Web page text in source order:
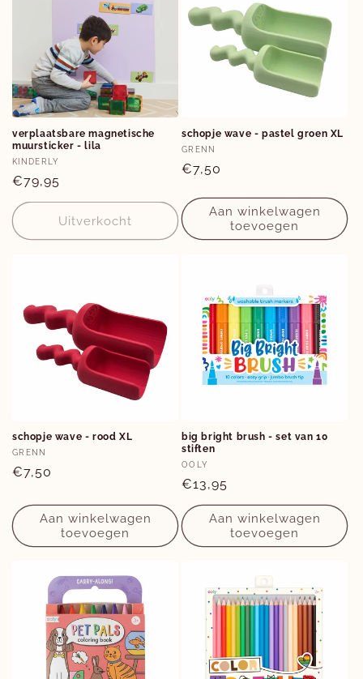
verplaatsbare magnetische
muursticker - lila
Verkoper:
KINDERLY
Normale
prijs
€79,95
Uitverkocht
schopje wave - pastel groen XL
Verkoper:
GRENN
Normale
€7,50
Aan winkelwagen
toevoegen
schopje wave - rood XL
Verkoper:
GRENN
Normale
€7,50
Aan winkelwagen
toevoegen
big bright brush - set van 10
stiften
Verkoper:
OOLY
Normale
prijs
€13,95
Aan winkelwagen
toevoegen